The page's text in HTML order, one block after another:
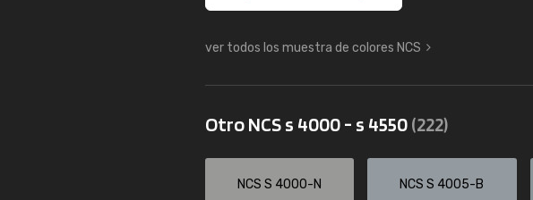
ver todos los muestra de colores NCS
Otro NCS s 4000 - s 4550(222)
NCS S 4000-N NCS S 4005-B